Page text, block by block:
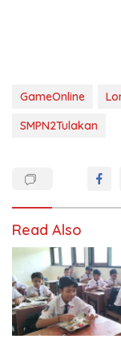
GameOnline
SMPN2Tulakan
Read Also